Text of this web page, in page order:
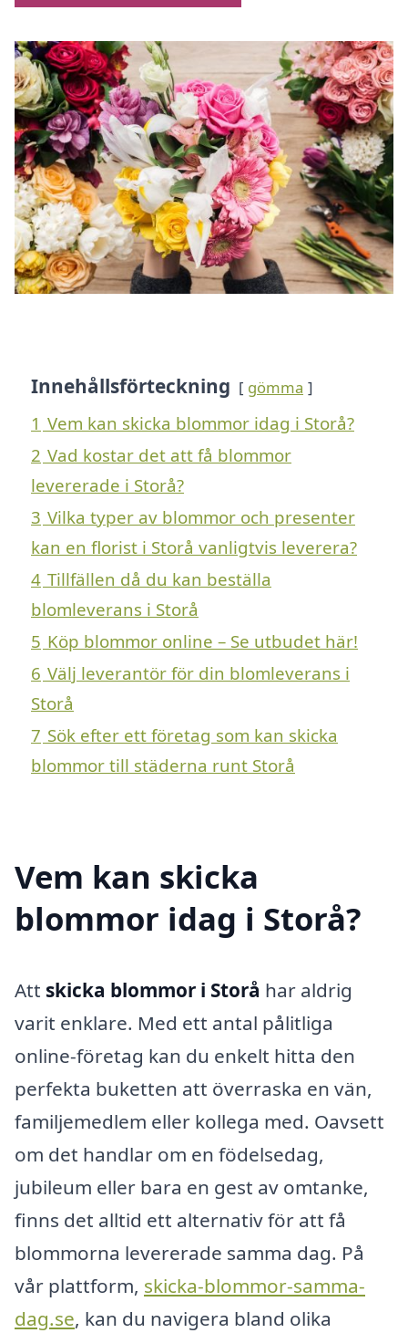
Innehållsförteckning gömma
1 Vem kan skicka blommor idag i Storå?
2 Vad kostar det att få blommor
levererade i Storå?
3 Vilka typer av blommor och presenter
kan en florist i Storå vanligtvis leverera?
4 Tillfällen då du kan beställa
blomleverans i Storå
5 Köp blommor online – Se utbudet här!
6 Välj leverantör för din blomleverans i
Storå
7 Sök efter ett företag som kan skicka
blommor till städerna runt Storå
Vem kan skicka
blommor idag i Storå?
Att skicka blommor i Storå har aldrig
varit enklare. Med ett antal pålitliga
online-företag kan du enkelt hitta den
perfekta buketten att överraska en vän,
familjemedlem eller kollega med. Oavsett
om det handlar om en födelsedag,
jubileum eller bara en gest av omtanke,
finns det alltid ett alternativ för att få
blommorna levererade samma dag. På
vår plattform, skicka-blommor-samma-
dag.se, kan du navigera bland olika